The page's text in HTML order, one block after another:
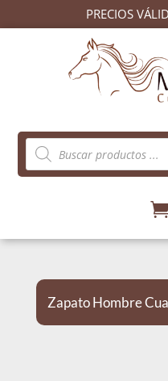
PRECIOS
Búsqueda
de
productos
Zapato Hombre